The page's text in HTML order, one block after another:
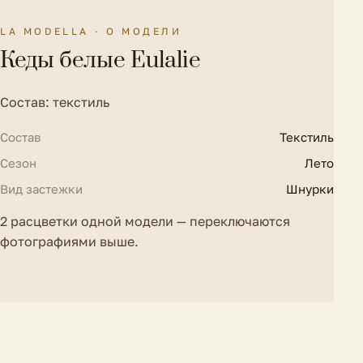
Материал стельки
Полнота обуви
LA MODELLA · О МОДЕЛИ
Кеды белые Eulalie
Состав: текстиль
Состав
Текстиль
Сезон
Лето
Вид застежки
Шнурки
2 расцветки одной модели — переключаются
фотографиями выше.